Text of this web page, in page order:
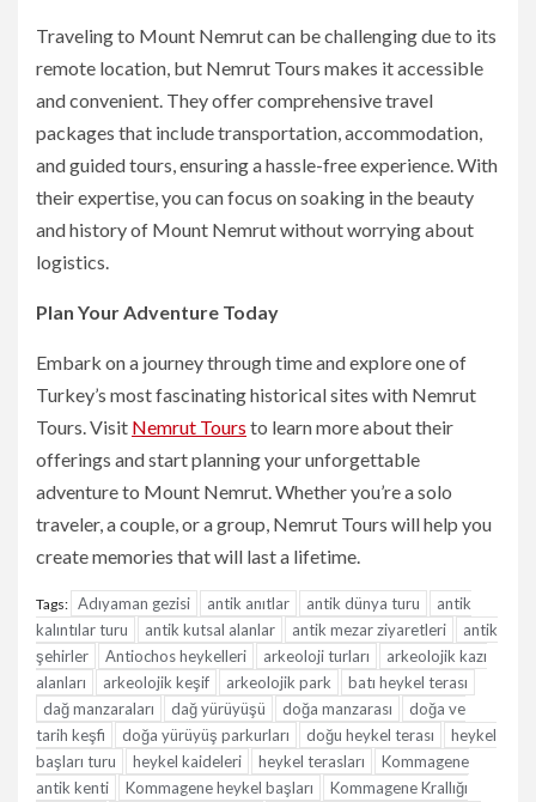
Traveling to Mount Nemrut can be challenging due to its
remote location, but Nemrut Tours makes it accessible
and convenient. They offer comprehensive travel
packages that include transportation, accommodation,
and guided tours, ensuring a hassle-free experience. With
their expertise, you can focus on soaking in the beauty
and history of Mount Nemrut without worrying about
logistics.
Plan Your Adventure Today
Embark on a journey through time and explore one of
Turkey’s most fascinating historical sites with Nemrut
Tours. Visit Nemrut Tours to learn more about their
offerings and start planning your unforgettable
adventure to Mount Nemrut. Whether you’re a solo
traveler, a couple, or a group, Nemrut Tours will help you
create memories that will last a lifetime.
Tags: Adıyaman gezisi antik anıtlar antik dünya turu
antik
kalıntılar turu
antik kutsal alanlar antik mezar ziyaretleri
antik
şehirler
Antiochos heykelleri arkeoloji turları
arkeolojik kazı
alanları
arkeolojik keşif arkeolojik park
batı heykel terası
dağ manzaraları
dağ yürüyüşü doğa manzarası
doğa ve
tarih keşfi
doğa yürüyüş parkurları doğu heykel terası
heykel
başları turu
heykel kaideleri heykel terasları
Kommagene
antik kenti
Kommagene heykel başları
Kommagene Krallığı